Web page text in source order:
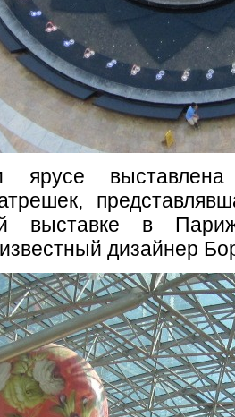
выставлена
выставке в
дизайнер